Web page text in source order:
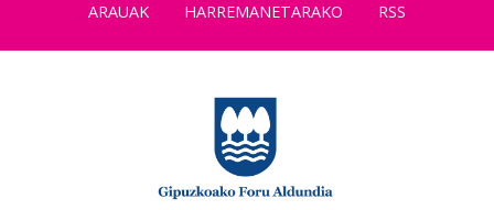
ARAUAK
HARREMANETARAKO RSS